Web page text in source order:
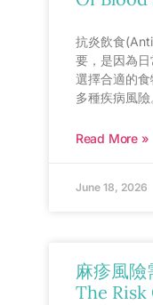
抗炎飲食
要，是因為日
選擇合適的
多種疾病風險
Read More »
June 18, 2026
麻疹風
The Risk